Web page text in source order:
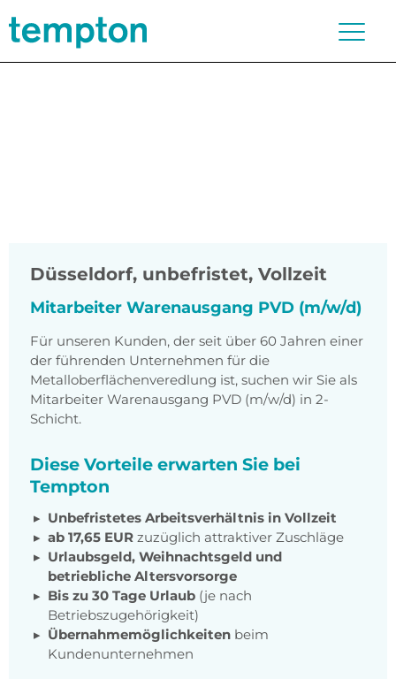
Düsseldorf, unbefristet, Vollzeit
Mitarbeiter Warenausgang PVD (m/w/d)
Für unseren Kunden, der seit über 60 Jahren einer
der führenden Unternehmen für die
Metalloberflächenveredlung ist, suchen wir Sie als
Mitarbeiter Warenausgang PVD (m/w/d) in 2-
Schicht.
Diese Vorteile erwarten Sie bei
Tempton
Unbefristetes Arbeitsverhältnis in Vollzeit
ab 17,65 EUR zuzüglich attraktiver Zuschläge
Urlaubsgeld, Weihnachtsgeld und
betriebliche Altersvorsorge
Bis zu 30 Tage Urlaub (je nach
Betriebszugehörigkeit)
Übernahmemöglichkeiten beim
Kundenunternehmen